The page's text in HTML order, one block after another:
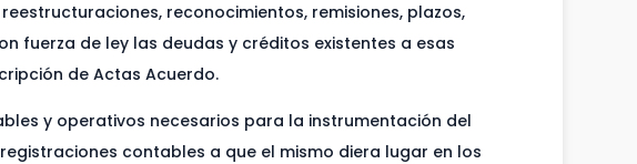
reconocimientos, remisiones, plazos,
fuerza de ley las deudas y créditos existentes a esas
de Actas Acuerdo.
y operativos necesarios para la instrumentación del
contables a que el mismo diera lugar en los